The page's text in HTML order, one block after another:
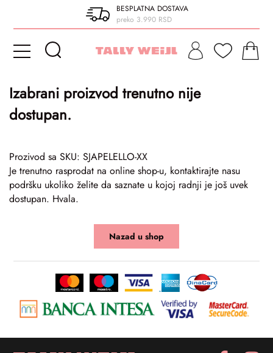
BESPLATNA DOSTAVA
preko 3.990 RSD
Izabrani proizvod trenutno nije
dostupan.
Prozivod sa SKU: SJAPELELLO-XX
Je trenutno rasprodat na online shop-u, kontaktirajte nasu
podršku ukoliko želite da saznate u kojoj radnji je još uvek
dostupan. Hvala.
Nazad u shop